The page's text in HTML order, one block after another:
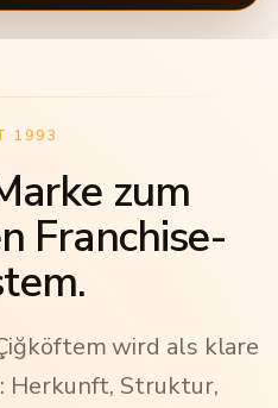
1993
zum
Franchise-
wird als klare
Herkunft, Struktur,